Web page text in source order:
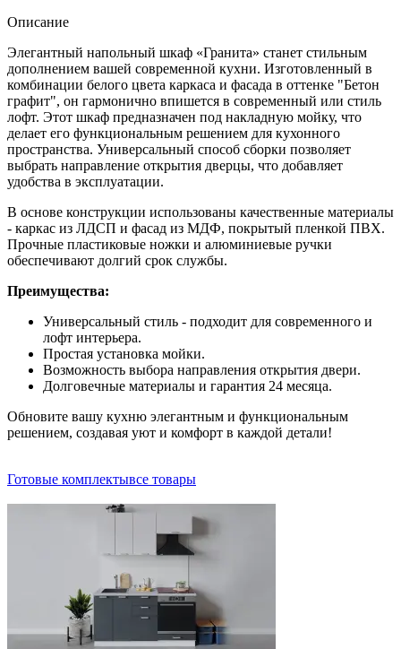
Описание
Элегантный напольный шкаф «Гранита» станет стильным
дополнением вашей современной кухни. Изготовленный в
комбинации белого цвета каркаса и фасада в оттенке "Бетон
графит", он гармонично впишется в современный или стиль
лофт. Этот шкаф предназначен под накладную мойку, что
делает его функциональным решением для кухонного
пространства. Универсальный способ сборки позволяет
выбрать направление открытия дверцы, что добавляет
удобства в эксплуатации.
В основе конструкции использованы качественные материалы
- каркас из ЛДСП и фасад из МДФ, покрытый пленкой ПВХ.
Прочные пластиковые ножки и алюминиевые ручки
обеспечивают долгий срок службы.
Преимущества:
Универсальный стиль - подходит для современного и
лофт интерьера.
Простая установка мойки.
Возможность выбора направления открытия двери.
Долговечные материалы и гарантия 24 месяца.
Обновите вашу кухню элегантным и функциональным
решением, создавая уют и комфорт в каждой детали!
Готовые комплектывсе товары